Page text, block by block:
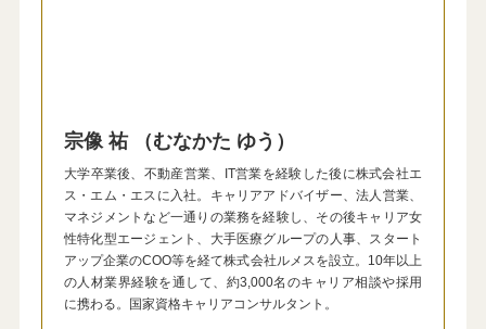
宗像 祐 （むなかた ゆう）
大学卒業後、不動産営業、IT営業を経験した後に株式会社エ
ス・エム・エスに入社。キャリアアドバイザー、法人営業、
マネジメントなど一通りの業務を経験し、その後キャリア女
性特化型エージェント、大手医療グループの人事、スタート
アップ企業のCOO等を経て株式会社ルメスを設立。10年以上
の人材業界経験を通して、約3,000名のキャリア相談や採用
に携わる。国家資格キャリアコンサルタント。